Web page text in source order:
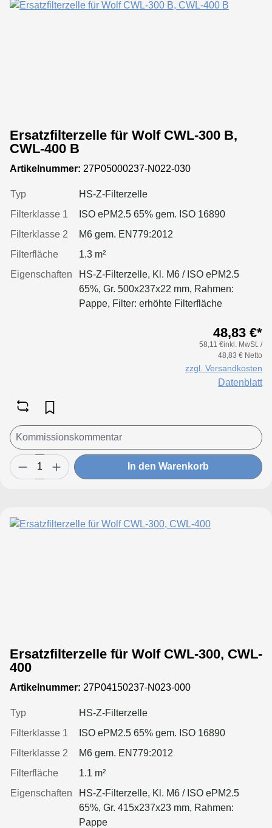
Ersatzfilterzelle für Wolf CWL-300 B,
CWL-400 B
Artikelnummer: 27P05000237-N022-030
Typ
HS-Z-Filterzelle
Filterklasse 1
ISO ePM2.5 65% gem. ISO 16890
Filterklasse 2
M6 gem. EN779:2012
Filterfläche
1.3 m²
Eigenschaften
HS-Z-Filterzelle, Kl. M6 / ISO ePM2.5
65%, Gr. 500x237x22 mm, Rahmen:
Pappe, Filter: erhöhte Filterfläche
48,83 €*
58,11 €inkl. MwSt. /
48,83 € Netto
zzgl. Versandkosten
Datenblatt
In den Warenkorb
Ersatzfilterzelle für Wolf CWL-300, CWL-
400
Artikelnummer: 27P04150237-N023-000
Typ
HS-Z-Filterzelle
Filterklasse 1
ISO ePM2.5 65% gem. ISO 16890
Filterklasse 2
M6 gem. EN779:2012
Filterfläche
1.1 m²
Eigenschaften
HS-Z-Filterzelle, Kl. M6 / ISO ePM2.5
65%, Gr. 415x237x23 mm, Rahmen:
Pappe